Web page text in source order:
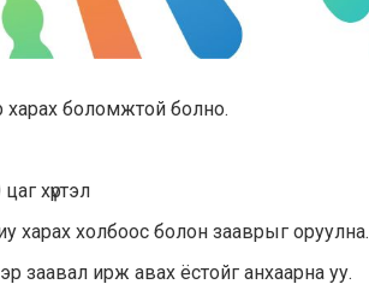
боломжтой болно.
хүртэл
харах холбоос болон зааврыг оруулна.
заавал ирж авах ёстойг анхаарна уу.